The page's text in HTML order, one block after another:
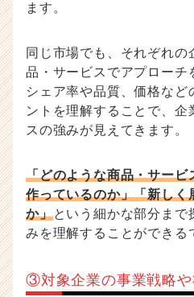
ます。
同じ市場でも、それぞれの
品・サービスでアプローチ
シェア率や品質、価格など
ントを理解することで、企
スの強みが見えてきます。
「どのような商品・サービ
作っているのか」「新しく
か」という細かな部分まで
みを理解することができる
③対象企業の事業戦略や